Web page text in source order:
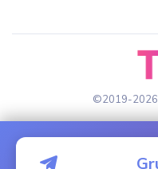
©2019-2026